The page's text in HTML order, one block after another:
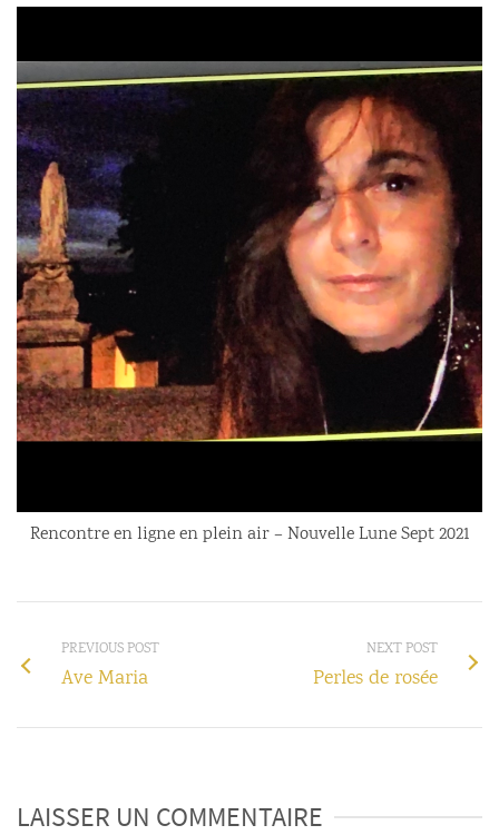
Rencontre en ligne en plein air – Nouvelle Lune Sept 2021
PREVIOUS POST
Ave Maria
NEXT POST
Perles de rosée
LAISSER UN COMMENTAIRE